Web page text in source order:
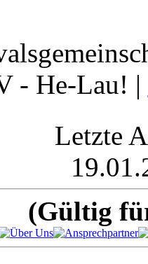
- He-Lau! |
Letzte
(Gültig